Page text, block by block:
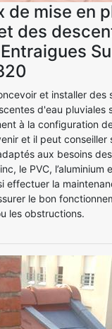
de mise en
des
et installer des
d'eau pluviales
à la configuration
et il peut conseiller
aux besoins
le PVC, l’aluminium
effectuer la
le bon
les obstructions.